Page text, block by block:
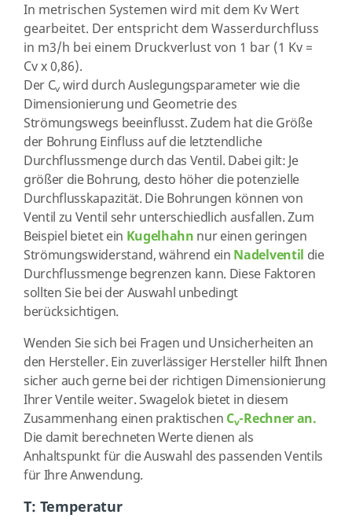
In metrischen Systemen wird mit dem Kv Wert
gearbeitet. Der entspricht dem Wasserdurchfluss
in m3/h bei einem Druckverlust von 1 bar (1 Kv =
Cv x 0,86).
Der Cv wird durch Auslegungsparameter wie die
Dimensionierung und Geometrie des
Strömungswegs beeinflusst. Zudem hat die Größe
der Bohrung Einfluss auf die letztendliche
Durchflussmenge durch das Ventil. Dabei gilt: Je
größer die Bohrung, desto höher die potenzielle
Durchflusskapazität. Die Bohrungen können von
Ventil zu Ventil sehr unterschiedlich ausfallen. Zum
Beispiel bietet ein Kugelhahn nur einen geringen
Strömungswiderstand, während ein Nadelventil die
Durchflussmenge begrenzen kann. Diese Faktoren
sollten Sie bei der Auswahl unbedingt
berücksichtigen.
Wenden Sie sich bei Fragen und Unsicherheiten an
den Hersteller. Ein zuverlässiger Hersteller hilft Ihnen
sicher auch gerne bei der richtigen Dimensionierung
Ihrer Ventile weiter. Swagelok bietet in diesem
Zusammenhang einen praktischen Cv-Rechner an.
Die damit berechneten Werte dienen als
Anhaltspunkt für die Auswahl des passenden Ventils
für Ihre Anwendung.
T: Temperatur